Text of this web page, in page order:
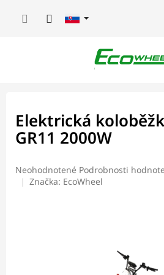
Elektrická
GR11 2000W
Priemerné
hodnotenie
Neohodnotené Podrobnosti
Značka: EcoWheel